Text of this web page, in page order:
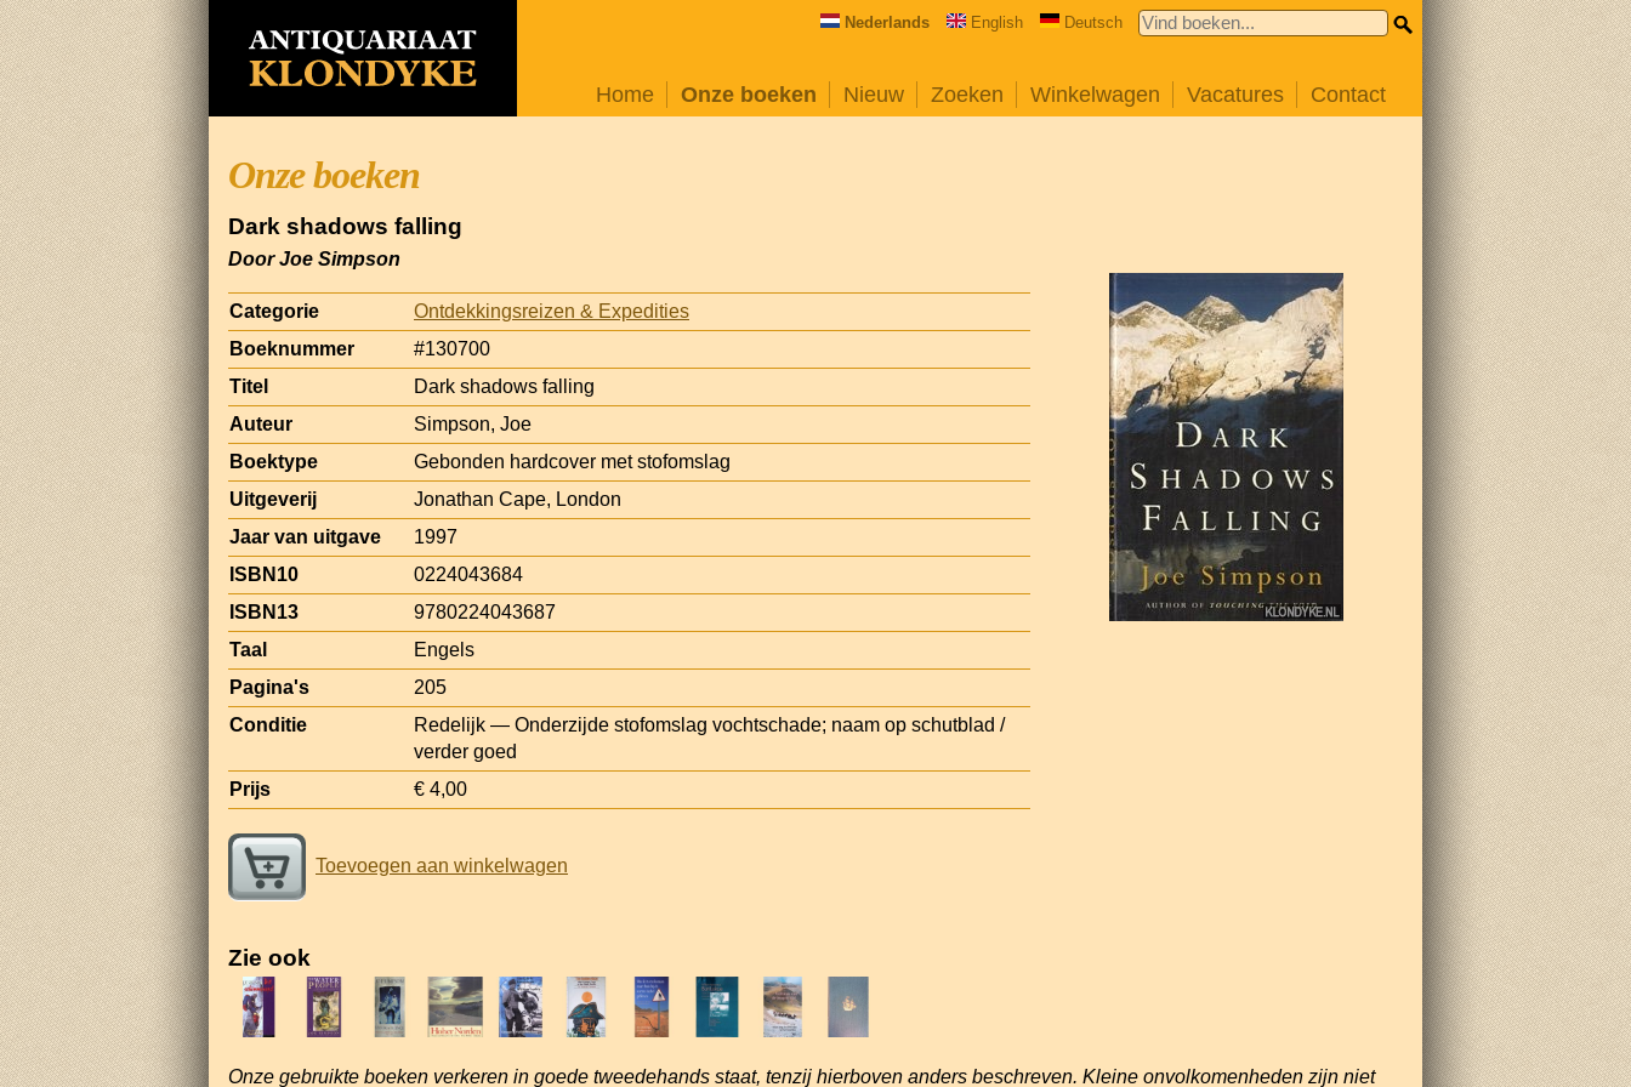
Nederlands English Deutsch
Home Onze boeken Nieuw Zoeken Winkelwagen Vacatures Contact
Onze boeken
Dark shadows falling
Door Joe Simpson
Categorie
Ontdekkingsreizen & Expedities
Boeknummer
#130700
Titel
Dark shadows falling
Auteur
Simpson, Joe
Boektype
Gebonden hardcover met stofomslag
Uitgeverij
Jonathan Cape, London
Jaar van uitgave
1997
ISBN10
0224043684
ISBN13
9780224043687
Taal
Engels
Pagina's
205
Conditie
Redelijk — Onderzijde stofomslag vochtschade; naam op schutblad /
verder goed
Prijs
€ 4,00
Toevoegen aan winkelwagen
Zie ook
Onze gebruikte boeken verkeren in goede tweedehands staat, tenzij hierboven anders beschreven. Kleine onvolkomenheden zijn niet